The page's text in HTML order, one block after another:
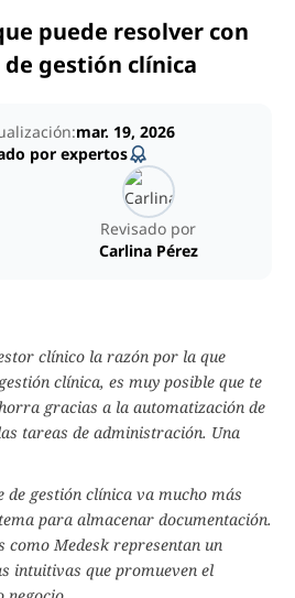
puede resolver con
gestión clínica
Revisado por
Carlina Pérez
mar. 19, 2026
por expertos
clínico la razón por la que
clínica, es muy posible que te
gracias a la automatización de
tareas de administración. Una
de gestión clínica va mucho más
para almacenar documentación.
como Medesk representan un
intuitivas que promueven el